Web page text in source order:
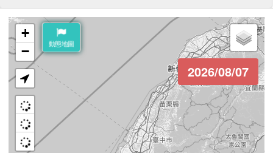
動態地圖
病例趨勢
+
−
2026/08/07